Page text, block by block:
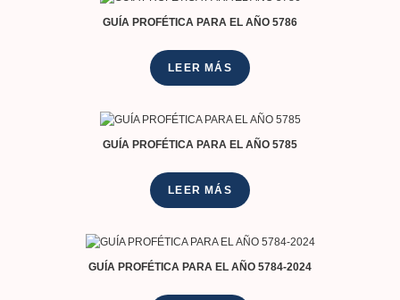
GUÍA PROFÉTICA PARA EL AÑO 5786
LEER MÁS
GUÍA PROFÉTICA PARA EL AÑO 5785
LEER MÁS
GUÍA PROFÉTICA PARA EL AÑO 5784-2024